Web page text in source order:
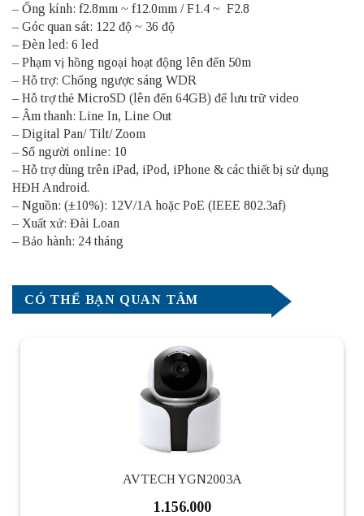
– Ống kính: f2.8mm ~ f12.0mm / F1.4 ~ F2.8
– Góc quan sát: 122 độ ~ 36 độ
– Đèn led: 6 led
– Phạm vị hồng ngoại hoạt động lên đến 50m
– Hỗ trợ: Chống ngược sáng WDR
– Hỗ trợ thẻ MicroSD (lên đến 64GB) để lưu trữ video
– Âm thanh: Line In, Line Out
– Digital Pan/ Tilt/ Zoom
– Số người online: 10
– Hỗ trợ dùng trên iPad, iPod, iPhone & các thiết bị sử dụng
HĐH Android.
– Nguồn: (±10%): 12V/1A hoặc PoE (IEEE 802.3af)
– Xuất xứ: Đài Loan
– Bảo hành: 24 tháng
CÓ THỂ BẠN QUAN TÂM
AVTECH YGN2003A
1.156.000